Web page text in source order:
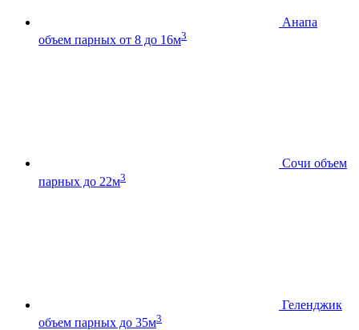
Анапа
объем парных от 8 до 16м3
Сочи объем
парных до 22м3
Геленджик
объем парных до 35м3